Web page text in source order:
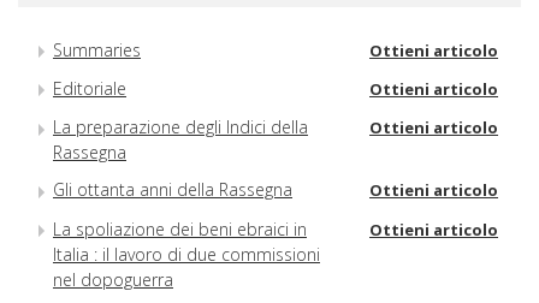
Summaries Ottieni articolo
Editoriale Ottieni articolo
La preparazione degli Indici della
Rassegna
Ottieni articolo
Gli ottanta anni della Rassegna Ottieni articolo
La spoliazione dei beni ebraici in
Italia : il lavoro di due commissioni
nel dopoguerra
Ottieni articolo